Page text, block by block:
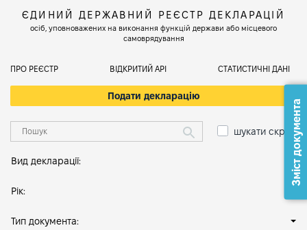
ЄДИНИЙ ДЕРЖАВНИЙ РЕЄСТР ДЕКЛАРАЦІЙ
осіб, уповноважених на виконання функцій держави або місцевого
самоврядування
ПРО РЕЄСТР ВІДКРИТИЙ АРІ СТАТИСТИЧНІ ДАНІ
Подати декларацію
шукати скрізь
Вид декларації:
Рік:
Тип документа:
Зміст документа